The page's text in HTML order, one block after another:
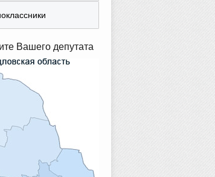
Вашего депутата